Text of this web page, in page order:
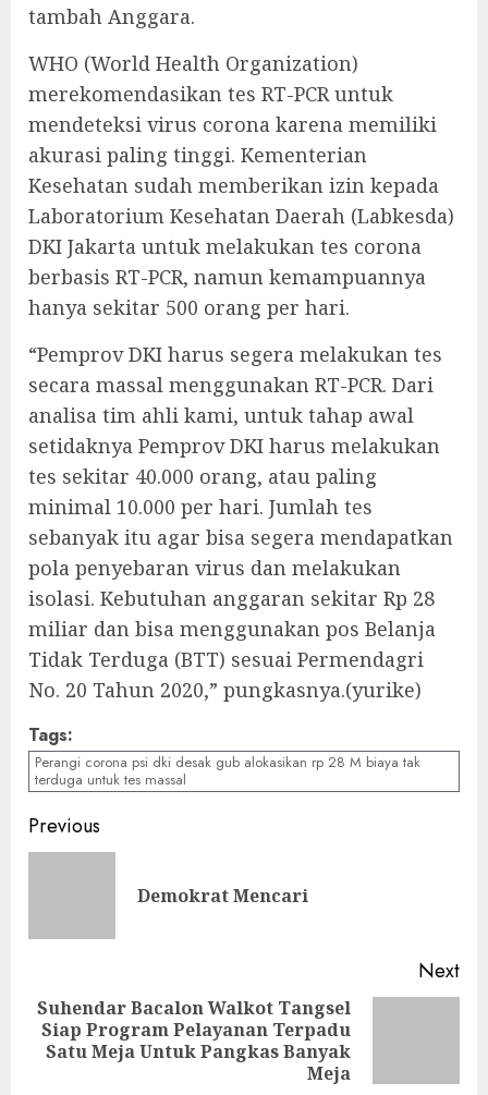
tambah Anggara.
WHO (World Health Organization)
merekomendasikan tes RT-PCR untuk
mendeteksi virus corona karena memiliki
akurasi paling tinggi. Kementerian
Kesehatan sudah memberikan izin kepada
Laboratorium Kesehatan Daerah (Labkesda)
DKI Jakarta untuk melakukan tes corona
berbasis RT-PCR, namun kemampuannya
hanya sekitar 500 orang per hari.
“Pemprov DKI harus segera melakukan tes
secara massal menggunakan RT-PCR. Dari
analisa tim ahli kami, untuk tahap awal
setidaknya Pemprov DKI harus melakukan
tes sekitar 40.000 orang, atau paling
minimal 10.000 per hari. Jumlah tes
sebanyak itu agar bisa segera mendapatkan
pola penyebaran virus dan melakukan
isolasi. Kebutuhan anggaran sekitar Rp 28
miliar dan bisa menggunakan pos Belanja
Tidak Terduga (BTT) sesuai Permendagri
No. 20 Tahun 2020,” pungkasnya.(yurike)
Tags:
Perangi corona psi dki desak gub alokasikan rp 28 M biaya tak
terduga untuk tes massal
Continue
Previous
Demokrat Mencari
Next
Next
post:
Suhendar Bacalon Walkot Tangsel
Siap Program Pelayanan Terpadu
Satu Meja Untuk Pangkas Banyak
Meja